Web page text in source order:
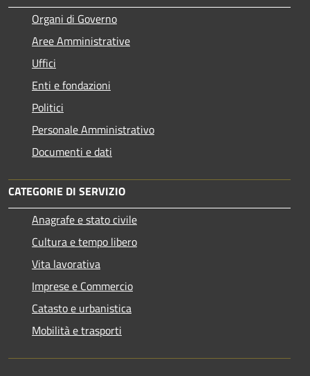
Organi di Governo
Aree Amministrative
Uffici
Enti e fondazioni
Politici
Personale Amministrativo
Documenti e dati
CATEGORIE DI SERVIZIO
Anagrafe e stato civile
Cultura e tempo libero
Vita lavorativa
Imprese e Commercio
Catasto e urbanistica
Mobilità e trasporti